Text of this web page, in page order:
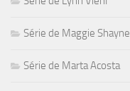
Série de Maggie Shayne
Série de Marta Acosta